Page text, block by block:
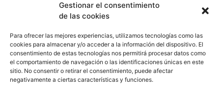
Gestionar el consentimiento
de las cookies
Para ofrecer las mejores experiencias, utilizamos tecnologías como las
cookies para almacenar y/o acceder a la información del dispositivo. El
consentimiento de estas tecnologías nos permitirá procesar datos como
el comportamiento de navegación o las identificaciones únicas en este
sitio. No consentir o retirar el consentimiento, puede afectar
negativamente a ciertas características y funciones.
Proyecto de desarrollo web y tienda online, fomento de la
presencia “Online” mediante la implantación de una estrategia
mejora de imagen digital en las empresas de la Comunidad
Autónoma de Extremadura